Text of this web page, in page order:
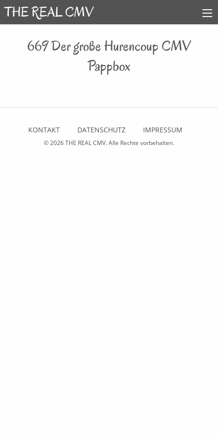
669 Der große Hurencoup CMV
Pappbox
KONTAKT DATENSCHUTZ IMPRESSUM
© 2026THE REAL CMV. Alle Rechte vorbehalten.